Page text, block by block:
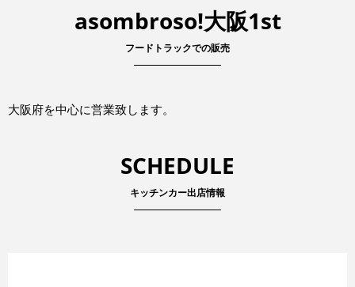
asombroso!大阪1st
フードトラックでの販売
大阪府を中心に営業致します。
SCHEDULE
キッチンカー出店情報